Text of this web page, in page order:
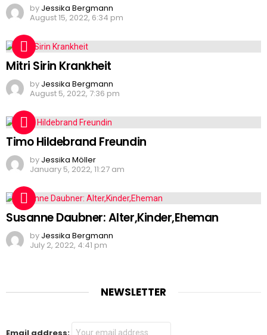
by Jessika Bergmann
August 15, 2022, 6:34 pm
Mitri Sirin Krankheit
by Jessika Bergmann
August 5, 2022, 7:36 pm
Timo Hildebrand Freundin
by Jessika Möller
January 5, 2022, 11:27 am
Susanne Daubner: Alter,Kinder,Eheman
by Jessika Bergmann
July 2, 2022, 4:41 pm
NEWSLETTER
Email address: